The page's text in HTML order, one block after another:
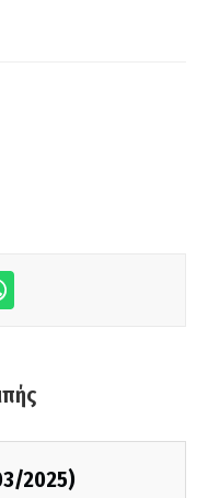
2025)